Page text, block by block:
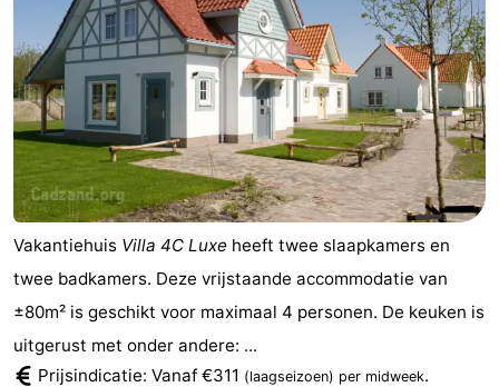
Vakantiehuis Villa 4C Luxe heeft twee slaapkamers en
twee badkamers. Deze vrijstaande accommodatie van
±80m² is geschikt voor maximaal 4 personen. De keuken is
uitgerust met onder andere: ...
Prijsindicatie: Vanaf €311 (laagseizoen) per midweek.